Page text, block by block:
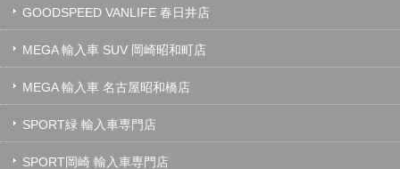
GOODSPEED VANLIFE 春日井店
MEGA 輸入車 SUV 岡崎昭和町店
MEGA 輸入車 名古屋昭和橋店
SPORT緑 輸入車専門店
SPORT岡崎 輸入車専門店